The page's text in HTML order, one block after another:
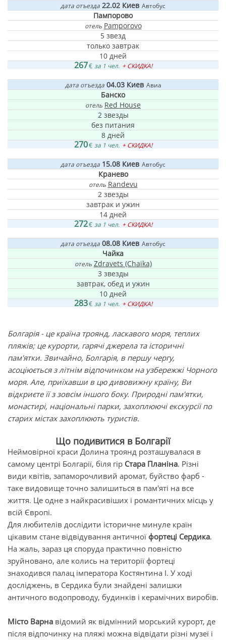
дата отъезда 22.02 Киев Автобус
Пампорово
отель Pamporovo
5 звезд
только завтрак
10 дней
267€ за 1 чел. + СКИДКА!
дата отъезда 04.03Киев Авиа
Банско
отель Red House
2 звезды
без питания
8 дней
270€ за 1 чел. + СКИДКА!
дата отъезда 15.08 Киев Автобус
Кранево
отель Randevu
2 звезды
завтрак и ужин
14 дней
272€ за 1 чел. + СКИДКА!
дата отъезда 08.08 Киев Автобус
Чайка
отель Zdravets (Chaika)
3 звезды
завтрак, обед и ужин
10 дней
283€ за 1 чел. + СКИДКА!
Болгарія - це країна троянд, ласкавого моря, теплих
пляжів; це курорти, гарячі джерела та історичні
пам'ятки. Звичайно, Болгарія, в першу чергу,
асоціюється з літнім відпочинком на узбережжі Чорного
моря. Але, приїхавши в цю дивовижну країну, Ви
відкриєте її з зовсім іншого боку. Природні пам'ятки,
монастирі, національні парки, захоплюючі екскурсії по
старих містах захоплюють туристів.
Що подивитися в Болгарії
Неймовірної краси Долина троянд розташувалася в
самому центрі Болгарії, біля гір Стара Планіна. Різні
види квітів, запаморочливий аромат, буйство фарб -
таке видовище точно залишиться в пам'яті на все
життя. Це одне з найкрасивіших і романтичних місць у
всій Європі.
Для любителів дослідити історичне минуле країн
цікавим стане відвідування античної фортеці Сердика.
На жаль, зараз ця споруда практично повністю
зруйновано, але колись на території фортеці
знаходився палац імператора Костянтина I. У ході
досліджень, в Сердика були знайдені залишки
античного водопроводу, будинків і керамічних виробів.
Місто Варна відомий як відмінний морський курорт, де
після відпочинку на пляжі можна відвідати різні музеї і